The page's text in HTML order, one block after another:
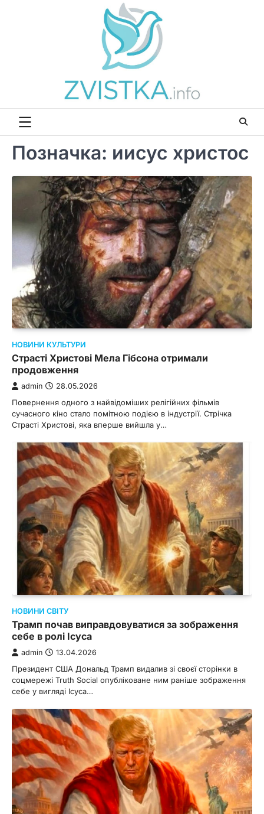
Позначка: иисус христос
НОВИНИ КУЛЬТУРИ
Страсті Христові Мела Гібсона отримали
продовження
admin 28.05.2026
Повернення одного з найвідоміших релігійних фільмів
сучасного кіно стало помітною подією в індустрії. Стрічка
Страсті Христові, яка вперше вийшла у…
НОВИНИ СВІТУ
Трамп почав виправдовуватися за зображення
себе в ролі Ісуса
admin 13.04.2026
Президент США Дональд Трамп видалив зі своєї сторінки в
соцмережі Truth Social опубліковане ним раніше зображення
себе у вигляді Ісуса…